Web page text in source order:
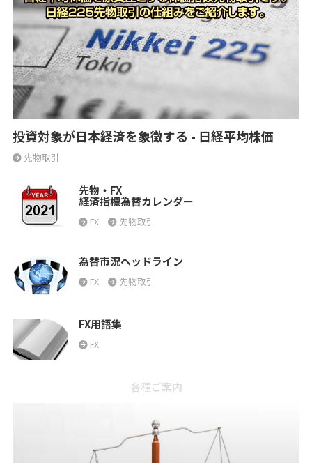
投資対象が日本経済を象徴する - 日経平均株価
先物取引
先物・FX
経済指標為替カレンダー
FX 先物取引
為替市況ヘッドライン
FX 先物取引
FX用語集
FX
各種ご案内